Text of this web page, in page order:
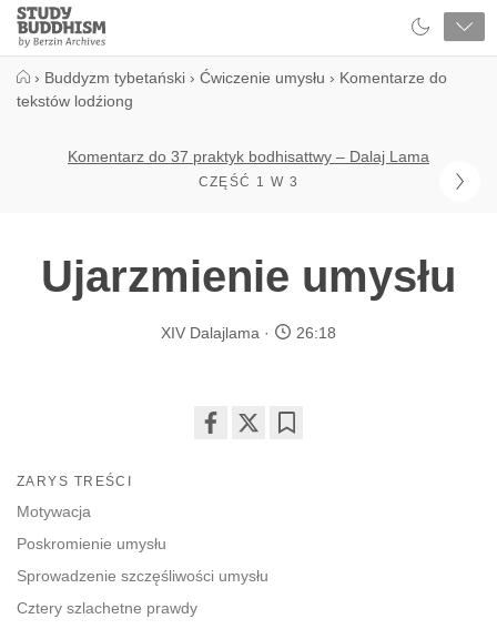
Close
Study
Buddhism
› Buddyzm tybetański › Ćwiczenie umysłu › Komentarze do
tekstów lodźiong
Komentarz do 37 praktyk bodhisattwy – Dalaj Lama
CZĘŚĆ 1 W 3
Ujarzmienie umysłu
XIV Dalajlama 26:18
ZARYS TREŚCI
Motywacja
Poskromienie umysłu
Sprowadzenie szczęśliwości umysłu
Cztery szlachetne prawdy